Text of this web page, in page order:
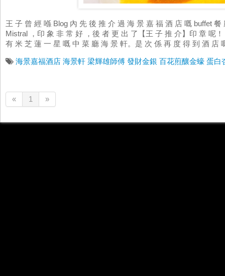
王 子 曾 經 喺 Blog 內 先 後 推 介 過 海 景 嘉 福 酒 店 嘅 buffet
Mistral ，印 象 非 常 好 ，後 者 更 出 了【王 子 推 介】印 章 呢
有 米 芝 蓮 一 星 嘅 中 菜 廳 海 景 軒。是 次 係 再 度 得 到 酒 店
海景嘉福酒店 海景軒 梁輝雄師傅 發財金銀 百花煎釀金蠔 蛋白
« 1 »